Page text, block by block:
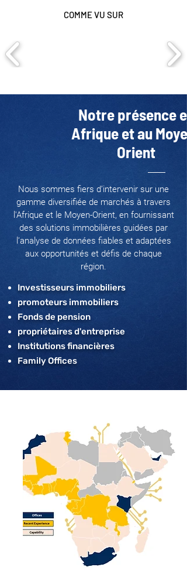
COMME VU SUR
Notre présence en
Afrique et au
Orient
Nous sommes fiers d’intervenir sur une
gamme diversifiée de marchés à travers
l'Afrique et le Moyen-Orient, en fournissant
des solutions immobilières guidées par
l’analyse de données fiables et adaptées
aux opportunités et défis de chaque
région.
Investisseurs immobiliers
promoteurs immobiliers
Fonds de pension
propriétaires d'entreprise
Institutions financières
Family Offices